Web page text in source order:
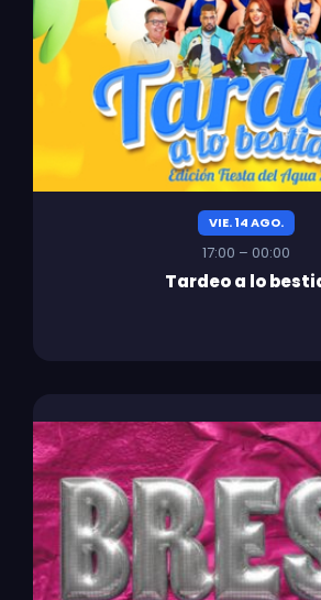
VIE. 14 AGO.
17:00 – 00:00
Tardeo a lo